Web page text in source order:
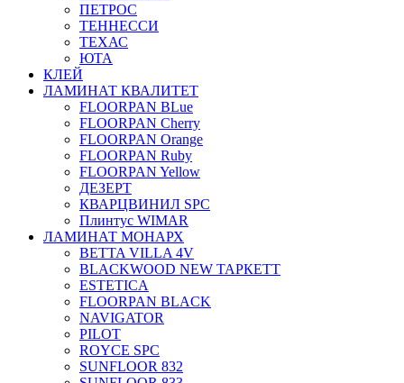
ПЕТРОС
ТЕННЕССИ
ТЕХАС
ЮТА
КЛЕЙ
ЛАМИНАТ КВАЛИТЕТ
FLOORPAN BLue
FLOORPAN Cherry
FLOORPAN Orange
FLOORPAN Ruby
FLOORPAN Yellow
ДЕЗЕРТ
КВАРЦВИНИЛ SPC
Плинтус WIMAR
ЛАМИНАТ МОНАРХ
BETTA VILLA 4V
BLACKWOOD NEW ТАРКЕТТ
ESTETICA
FLOORPAN BLACK
NAVIGATOR
PILOT
ROYCE SPC
SUNFLOOR 832